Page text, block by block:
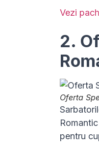
Vezi
2.
Oferta
pentru